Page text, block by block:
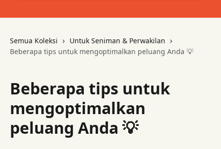
Semua Koleksi
Untuk Seniman & Perwakilan
Beberapa tips untuk mengoptimalkan peluang Anda 💡
Beberapa tips untuk
mengoptimalkan
peluang Anda 💡